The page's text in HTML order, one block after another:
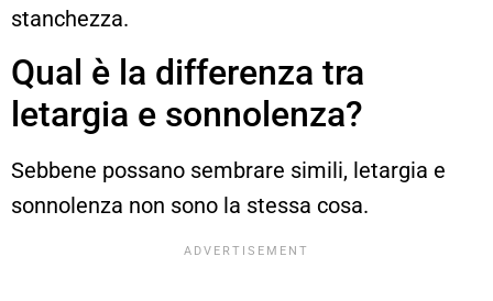
stanchezza.
Qual è la differenza tra
letargia e sonnolenza?
Sebbene possano sembrare simili, letargia e
sonnolenza non sono la stessa cosa.